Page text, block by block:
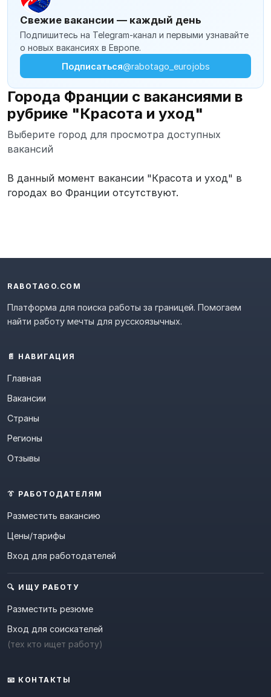
Свежие вакансии — каждый день
Подпишитесь на Telegram-канал и первыми узнавайте
о новых вакансиях в Европе.
Подписаться@rabotago_eurojobs
Города Франции с вакансиями в
рубрике "Красота и уход"
Выберите город для просмотра доступных
вакансий
В данный момент вакансии "Красота и уход" в
городах во Франции отсутствуют.
RABOTAGO.COM
Платформа для поиска работы за границей. Помогаем
найти работу мечты для русскоязычных.
📄 НАВИГАЦИЯ
Главная
Вакансии
Страны
Регионы
Отзывы
👔 РАБОТОДАТЕЛЯМ
Разместить вакансию
Цены/тарифы
Вход для работодателей
🔍 ИЩУ РАБОТУ
Разместить резюме
Вход для соискателей
(тех кто ищет работу)
📧 КОНТАКТЫ